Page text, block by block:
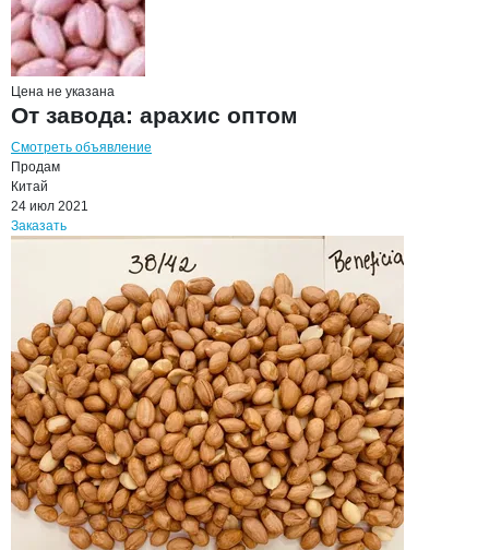
Цена не указана
От завода: арахис оптом
Смотреть объявление
Продам
Китай
24 июл 2021
Заказать